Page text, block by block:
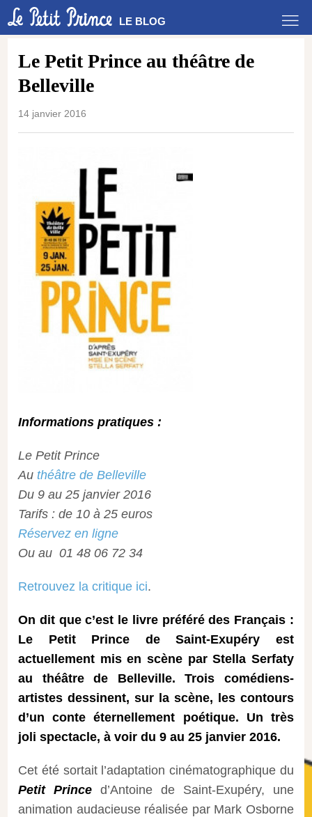
LE BLOG
Le Petit Prince au théâtre de
Belleville
14 janvier 2016
Informations pratiques :
Le Petit Prince
Authéâtre de Belleville
Du 9 au 25 janvier 2016
Tarifs : de 10 à 25 euros
Réservez en ligne
Ou au01 48 06 72 34
Retrouvez la critique ici.
On dit que c’est le livre préféré des Français :
Le Petit Prince de Saint-Exupéry est
actuellement mis en scène par Stella Serfaty
au théâtre de Belleville. Trois comédiens-
artistes dessinent, sur la scène, les contours
d’un conte éternellement poétique. Un très
joli spectacle, à voir du 9 au 25 janvier 2016.
Cet été sortait l’adaptation cinématographique du
Petit Princed’Antoine de Saint-Exupéry, une
animation audacieuse réalisée par Mark Osborne